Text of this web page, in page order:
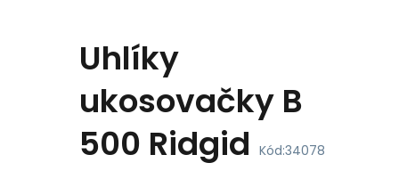
Uhlíky
ukosovačky B
500 Ridgid Kód:34078